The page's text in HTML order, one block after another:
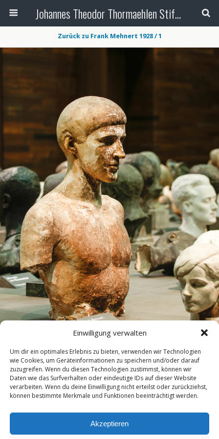
Einwilligung verwalten
Um dir ein optimales Erlebnis zu bieten, verwenden wir Technologien
wie Cookies, um Geräteinformationen zu speichern und/oder darauf
zuzugreifen. Wenn du diesen Technologien zustimmst, können wir
Daten wie das Surfverhalten oder eindeutige IDs auf dieser Website
verarbeiten. Wenn du deine Einwilligung nicht erteilst oder zurückziehst,
können bestimmte Merkmale und Funktionen beeinträchtigt werden.
Akzeptieren
Johannes Theodor Thormaehlen Stiftung
Zurück zu Frank Mehnert 1928 / 1
« vorherige in Galerie nächste in Galerie »
Zum Seitenanfang